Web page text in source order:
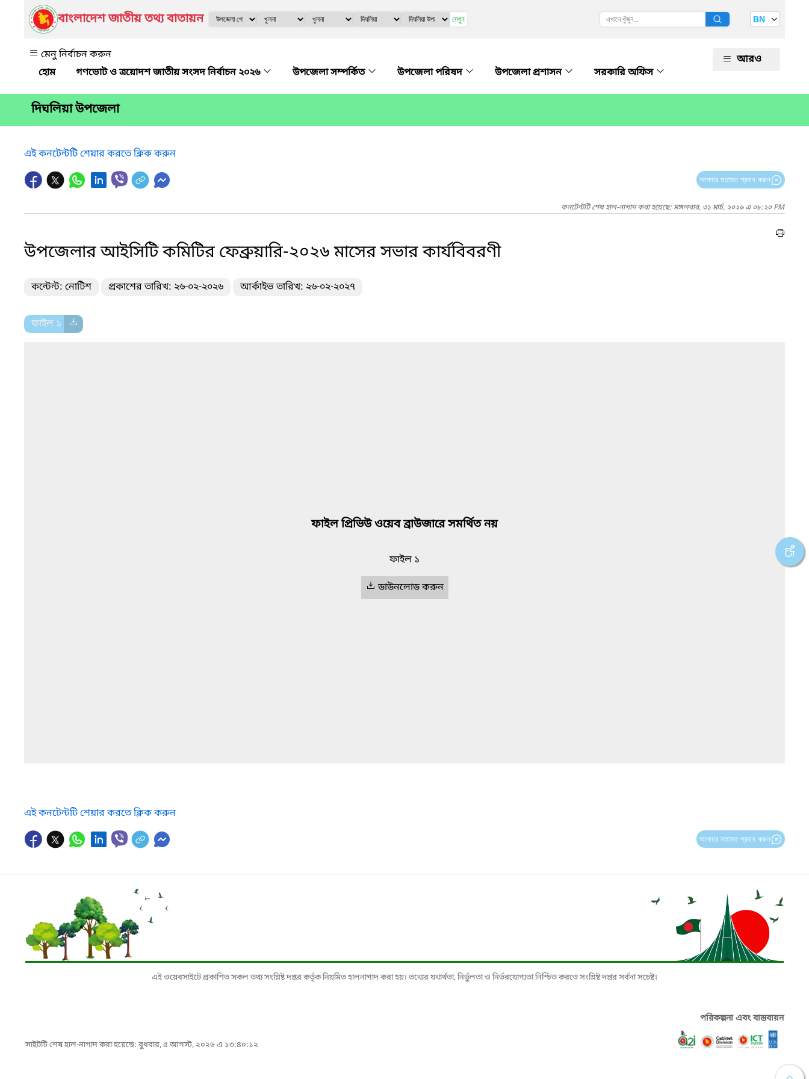
বাংলাদেশ জাতীয় তথ্য বাতায়ন দেখুন BN
মেনু নির্বাচন করুন
গণভোট ও ত্রয়োদশ জাতীয় সংসদ নির্বাচন ২০২৬
উপজেলা সম্পর্কিত উপজেলা পরিষদ উপজেলা প্রশাসন সরকারি অফিস
আরও
দিঘলিয়া উপজেলা
এই কনটেন্টটি শেয়ার করতে ক্লিক করুন
আপনার মতামত প্রদান করুন
কনটেন্টটি শেষ হাল-নাগাদ করা হয়েছে: মঙ্গলবার, ৩১ মার্চ, ২০২৬ এ ০৮:২০ PM
উপজেলার আইসিটি কমিটির ফেব্রুয়ারি-২০২৬ মাসের সভার কার্যবিবরণী
কন্টেন্ট: নোটিশ প্রকাশের তারিখ: ২৬-০২-২০২৬ আর্কাইভ তারিখ: ২৬-০২-২০২৭
ফাইল ১
ফাইল প্রিভিউ ওয়েব ব্রাউজারে সমর্থিত নয়
ফাইল ১
ডাউনলোড করুন
এই কনটেন্টটি শেয়ার করতে ক্লিক করুন
আপনার মতামত প্রদান করুন
এই ওয়েবসাইটে প্রকাশিত সকল তথ্য সংশ্লিষ্ট দপ্তর কর্তৃক নিয়মিত হালনাগাদ করা হয়। তথ্যের যথার্থতা, নির্ভুলতা ও নির্ভরযোগ্যতা নিশ্চিত করতে সংশ্লিষ্ট দপ্তর সর্বদা সচেষ্ট।
সাইটটি শেষ হাল-নাগাদ করা হয়েছে: বুধবার, ৫ আগস্ট, ২০২৬ এ ১৩:৪০:১২
পরিকল্পনা এবং বাস্তবায়ন